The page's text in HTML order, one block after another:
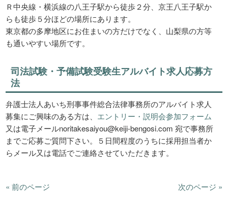
Ｒ中央線・横浜線の八王子駅から徒歩２分、京王八王子駅か
らも徒歩５分ほどの場所にあります。
東京都の多摩地区にお住まいの方だけでなく、山梨県の方等
も通いやすい場所です。
司法試験・予備試験受験生アルバイト求人応募方
法
弁護士法人あいち刑事事件総合法律事務所のアルバイト求人
募集にご興味のある方は、 エントリー・説明会参加フォーム
又は電子メールnoritakesaiyou@keiji-bengosi.com 宛で事務所
までご応募ご質問下さい。５日間程度のうちに採用担当者か
らメール又は電話でご連絡させていただきます。
« 前のページ 次のページ »